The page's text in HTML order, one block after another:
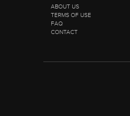
ABOUT US
TERMS OF USE
FAQ
CONTACT